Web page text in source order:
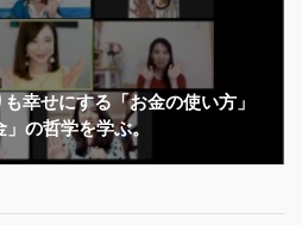
幸せにする「お金の使い方」
の哲学を学ぶ。